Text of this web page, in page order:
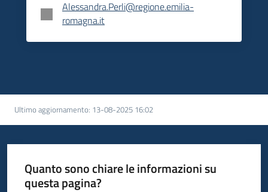
Alessandra.Perli@regione.emilia-
romagna.it
Ultimo aggiornamento: 13-08-2025 16:02
Quanto sono chiare le informazioni su
questa pagina?